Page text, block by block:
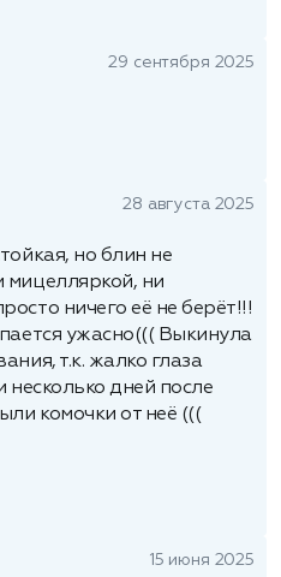
29 сентября 2025
28 августа 2025
но блин не
мицелляркой, ни
ничего её не берёт!!!
ужасно((( Выкинула
т.к. жалко глаза
дней после
комочки от неё (((
15 июня 2025